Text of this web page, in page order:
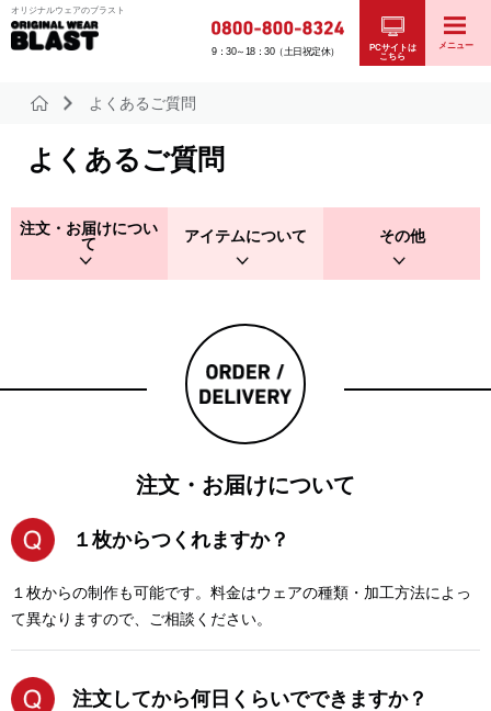
オリジナルウェアのブラスト
9：30～18：30（土日祝定休）
PCサイトは
こちら
メニュー
よくあるご質問
よくあるご質問
注文・お届けについ
て
アイテムについて その他
注文・お届けについて
１枚からつくれますか？
１枚からの制作も可能です。料金はウェアの種類・加工方法によっ
て異なりますので、ご相談ください。
注文してから何日くらいでできますか？